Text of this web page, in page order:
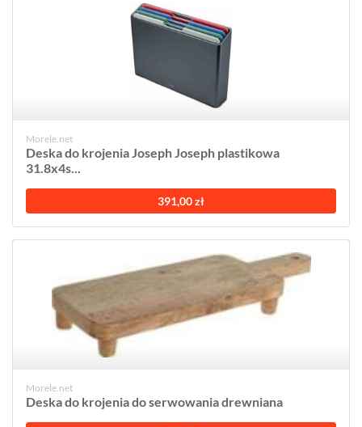
Morele.net
Deska do krojenia Joseph Joseph plastikowa
31.8x4s...
391,00 zł
Morele.net
Deska do krojenia do serwowania drewniana